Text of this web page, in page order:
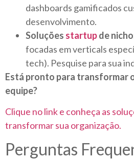
dashboards gamificados
desenvolvimento.
Soluções startupde
focadas em verticals
tech). Pesquise para sua
Está pronto para transformar
equipe?
Clique no link e conheça as
transformar sua organização.
Perguntas